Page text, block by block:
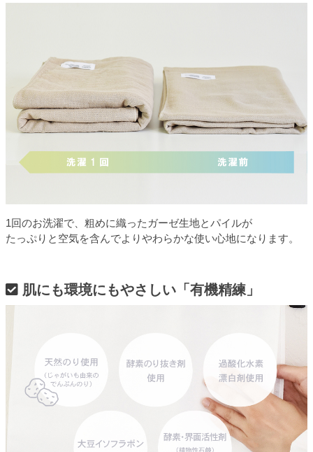
1回のお洗濯で、粗めに織ったガーゼ生地とパイルが
たっぷりと空気を含んでよりやわらかな使い心地になります。
肌にも環境にもやさしい「有機精練」